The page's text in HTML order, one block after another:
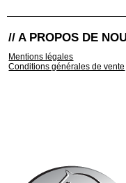
// A PROPOS DE
Mentions légales
Conditions générales de vente